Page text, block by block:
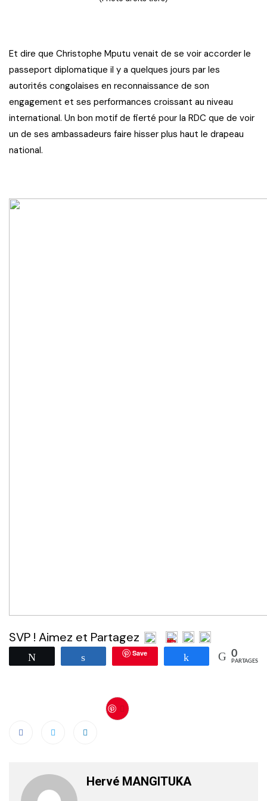
Et dire que Christophe Mputu venait de se voir accorder le
passeport diplomatique il y a quelques jours par les
autorités congolaises en reconnaissance de son
engagement et ses performances croissant au niveau
international. Un bon motif de fierté pour la RDC que de voir
un de ses ambassadeurs faire hisser plus haut le drapeau
national.
SVP ! Aimez et Partagez
Partagez Save Partagez 0
PARTAGES
Hervé MANGITUKA